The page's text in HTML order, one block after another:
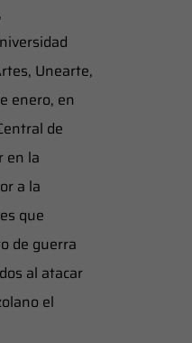
Unearte,
enero, en
de
en la
a la
que
de guerra
al atacar
el